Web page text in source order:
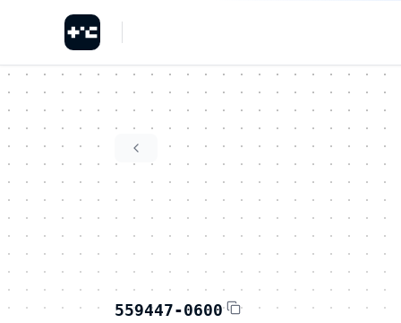
559447-0600